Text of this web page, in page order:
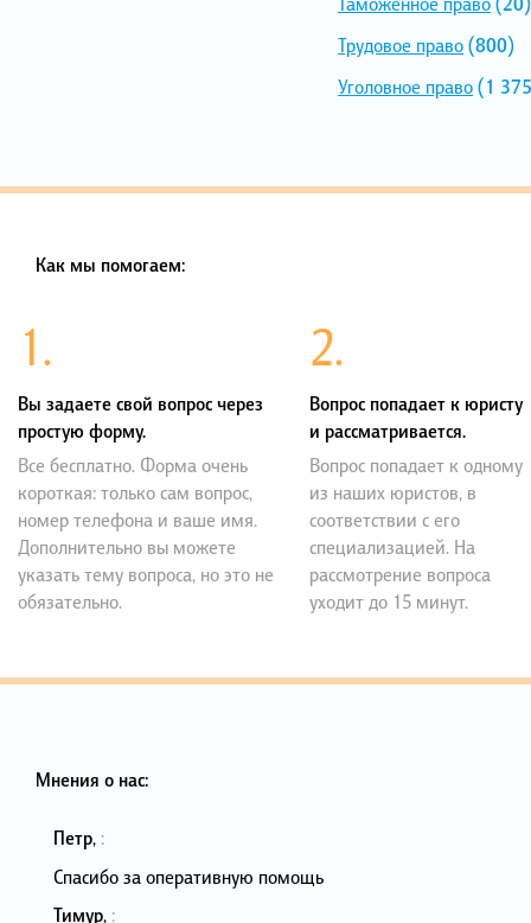
Трудовое право(800)
Уголовное право(1
Как мы помогаем:
1.
Вы задаете свой вопрос через
простую форму.
Все бесплатно. Форма очень
короткая: только сам вопрос,
номер телефона и ваше имя.
Дополнительно вы можете
указать тему вопроса, но это не
обязательно.
2.
Вопрос попадает к юристу
и рассматривается.
Вопрос попадает к одному
из наших юристов, в
соответствии с его
специализацией. На
рассмотрение вопроса
уходит до 15 минут.
Мнения о нас:
Петр, :
Спасибо за оперативную помощь
Тимур, :